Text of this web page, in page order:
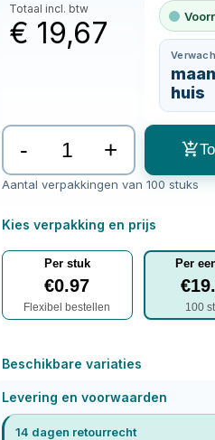
Totaal incl. btw
€ 19,67
huis
- +
Aantal verpakkingen van 100 stuks
Kies verpakking en prijs
Per stuk
€0.97
Flexibel bestellen
Per
€
100
Beschikbare variaties
Levering en voorwaarden
14 dagen retourrecht